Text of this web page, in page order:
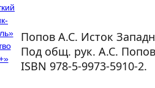
Попов А.С. Исток
Под общ. рук. А.С.
ISBN 978-5-9973-5910-2.